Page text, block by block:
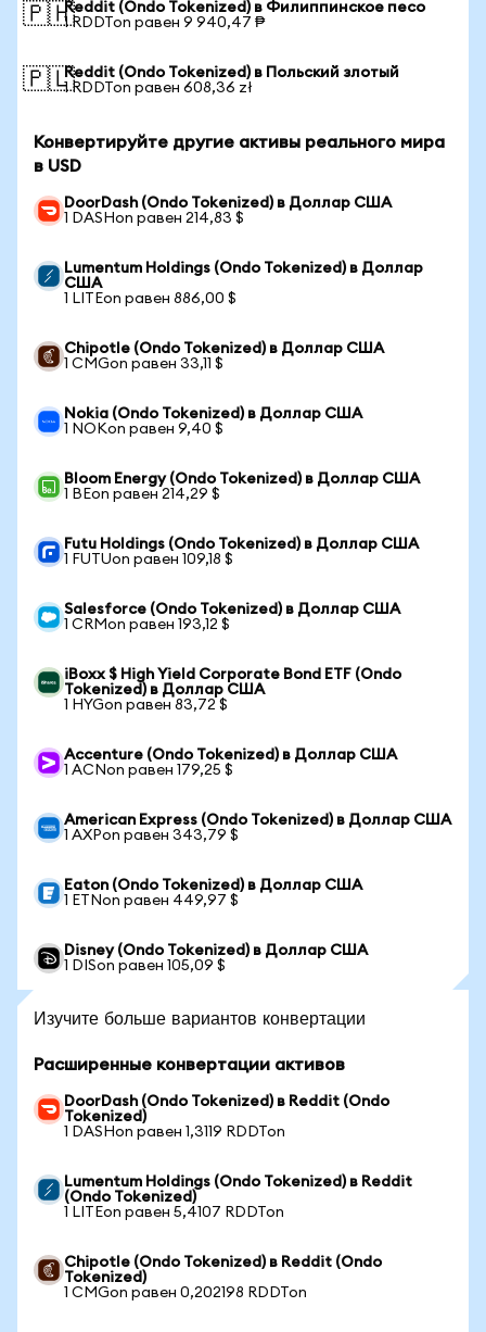
🇵🇭Reddit (Ondo Tokenized) в Филиппинское песо
1 RDDTon равен 9 940,47 ₱
🇵🇱Reddit (Ondo Tokenized) в Польский злотый
1 RDDTon равен 608,36 zł
Конвертируйте другие активы реального мира
в USD
DoorDash (Ondo Tokenized) в Доллар США
1 DASHon равен 214,83 $
Lumentum Holdings (Ondo Tokenized) в Доллар
США
1 LITEon равен 886,00 $
Chipotle (Ondo Tokenized) в Доллар США
1 CMGon равен 33,11 $
Nokia (Ondo Tokenized) в Доллар США
1 NOKon равен 9,40 $
Bloom Energy (Ondo Tokenized) в Доллар США
1 BEon равен 214,29 $
Futu Holdings (Ondo Tokenized) в Доллар США
1 FUTUon равен 109,18 $
Salesforce (Ondo Tokenized) в Доллар США
1 CRMon равен 193,12 $
iBoxx $ High Yield Corporate Bond ETF (Ondo
Tokenized) в Доллар США
1 HYGon равен 83,72 $
Accenture (Ondo Tokenized) в Доллар США
1 ACNon равен 179,25 $
American Express (Ondo Tokenized) в Доллар США
1 AXPon равен 343,79 $
Eaton (Ondo Tokenized) в Доллар США
1 ETNon равен 449,97 $
Disney (Ondo Tokenized) в Доллар США
1 DISon равен 105,09 $
Изучите больше вариантов конвертации
Расширенные конвертации активов
DoorDash (Ondo Tokenized) в Reddit (Ondo
Tokenized)
1 DASHon равен 1,3119 RDDTon
Lumentum Holdings (Ondo Tokenized) в Reddit
(Ondo Tokenized)
1 LITEon равен 5,4107 RDDTon
Chipotle (Ondo Tokenized) в Reddit (Ondo
Tokenized)
1 CMGon равен 0,202198 RDDTon